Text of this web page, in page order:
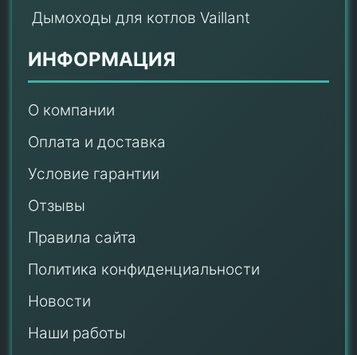
Дымоходы для котлов Vaillant
ИНФОРМАЦИЯ
О компании
Оплата и доставка
Условие гарантии
Отзывы
Правила сайта
Политика конфиденциальности
Новости
Наши работы